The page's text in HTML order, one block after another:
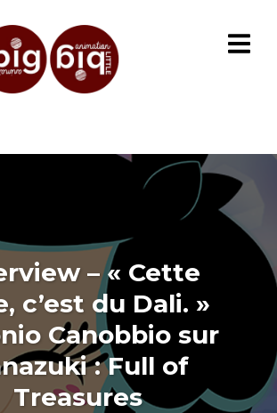
– « Cette
c’est du Dali. »
Canobbio sur
: Full of
Treasures